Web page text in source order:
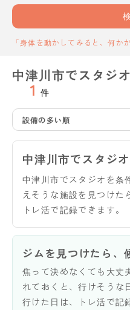
「身体を動かしてみると、何か
中津川市でスタジ
1 件
設備の多い順
中津川市でスタジ
中津川市でスタジオを条
えそうな施設を見つけた
トレ活で記録できます。
ジムを見つけたら、
焦って決めなくても大丈
れておくと、行けそうな
行けた日は、トレ活で記